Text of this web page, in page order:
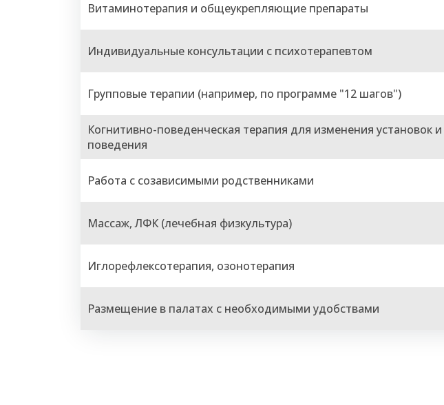
Витаминотерапия и общеукрепляющие препараты
Индивидуальные консультации с психотерапевтом
Групповые терапии (например, по программе "12 шагов")
Когнитивно-поведенческая терапия для изменения установок и
поведения
Работа с созависимыми родственниками
Массаж, ЛФК (лечебная физкультура)
Иглорефлексотерапия, озонотерапия
Размещение в палатах с необходимыми удобствами